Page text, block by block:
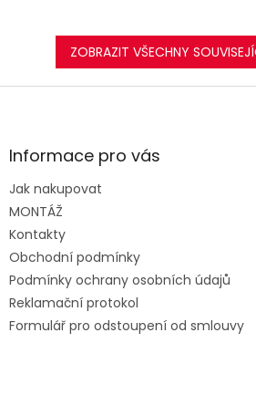
ZOBRAZIT VŠECHNY
Z
aInformace pro vás
Jak nakupovat
MONTÁŽ
Kontakty
Obchodní podmínky
Podmínky ochrany osobních údajů
Reklamační protokol
Formulář pro odstoupení od smlouvy